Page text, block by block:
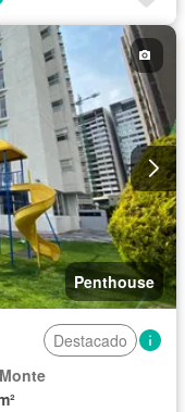
de Limpieza
Sin amueblar
Penthouse
Destacado